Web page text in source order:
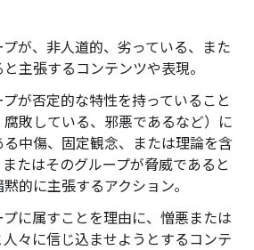
が、非人道的、劣っている、また
主張するコンテンツや表現。
が否定的な特性を持っていること
腐敗している、邪悪であるなど）に
中傷、固定観念、または理論を含
たはそのグループが脅威であると
的に主張するアクション。
に属すことを理由に、憎悪または
々に信じ込ませようとするコンテ